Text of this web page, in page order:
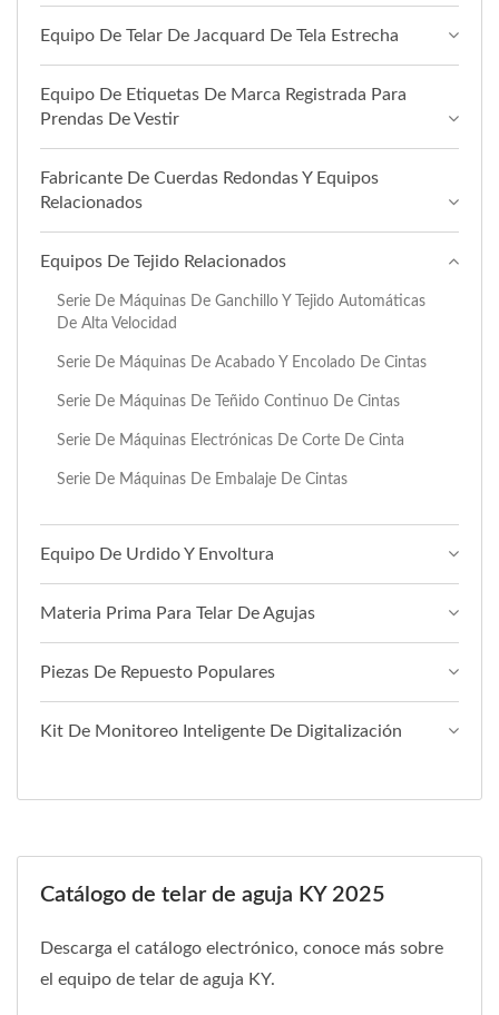
Equipo De Telar De Jacquard De Tela Estrecha
Equipo De Etiquetas De Marca Registrada Para
Prendas De Vestir
Fabricante De Cuerdas Redondas Y Equipos
Relacionados
Equipos De Tejido Relacionados
Serie De Máquinas De Ganchillo Y Tejido Automáticas
De Alta Velocidad
Serie De Máquinas De Acabado Y Encolado De Cintas
Serie De Máquinas De Teñido Continuo De Cintas
Serie De Máquinas Electrónicas De Corte De Cinta
Serie De Máquinas De Embalaje De Cintas
Equipo De Urdido Y Envoltura
Materia Prima Para Telar De Agujas
Piezas De Repuesto Populares
Kit De Monitoreo Inteligente De Digitalización
Catálogo de telar de aguja KY 2025
Descarga el catálogo electrónico, conoce más sobre
el equipo de telar de aguja KY.